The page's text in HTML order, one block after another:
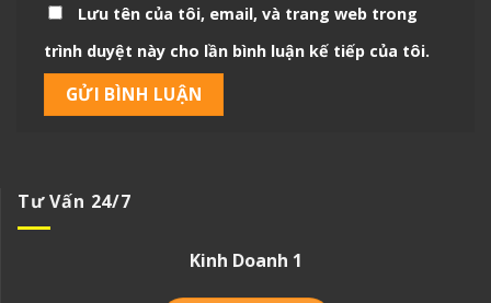
Lưu tên của tôi, email, và trang web trong
trình duyệt này cho lần bình luận kế tiếp của tôi.
Tư Vấn 24/7
Kinh Doanh 1